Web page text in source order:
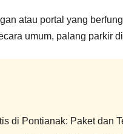
atau portal yang
umum, palang parkir
di Pontianak: Paket dan